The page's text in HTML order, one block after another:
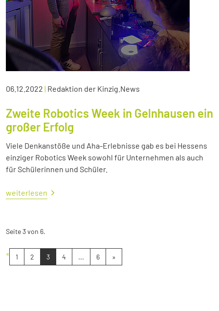
06.12.2022 | Redaktion der Kinzig.News
Zweite Robotics Week in Gelnhausen ein
großer Erfolg
Viele Denkanstöße und Aha-Erlebnisse gab es bei Hessens
einziger Robotics Week sowohl für Unternehmen als auch
für Schülerinnen und Schüler.
weiterlesen
Seite 3 von 6.
« 1 2 3 4 ... 6 »